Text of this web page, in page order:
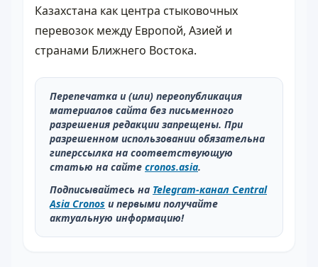
Казахстана как центра стыковочных
перевозок между Европой, Азией и
странами Ближнего Востока.
Перепечатка и (или) переопубликация
материалов сайта без письменного
разрешения редакции запрещены. При
разрешенном использовании обязательна
гиперссылка на соответствующую
статью на сайте cronos.asia.
Подписывайтесь на Telegram-канал Central
Asia Cronos и первыми получайте
актуальную информацию!